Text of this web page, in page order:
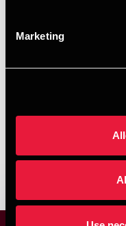
Marketing
kaution
HENT DEPECHEN